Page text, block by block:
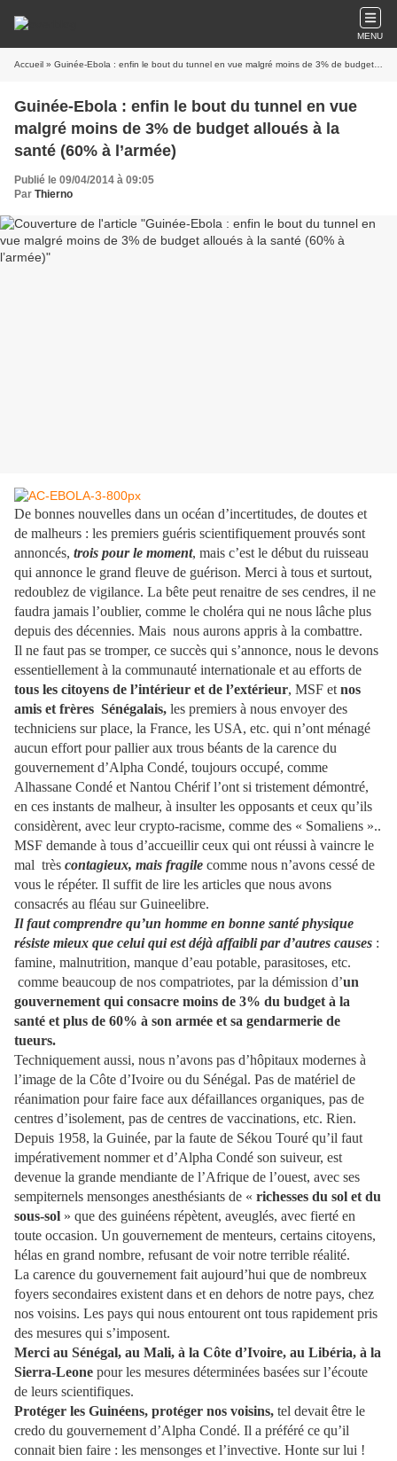
MENU
Accueil » Guinée-Ebola : enfin le bout du tunnel en vue malgré moins de 3% de budget alloués à la santé (60% à l’armée)
Guinée-Ebola : enfin le bout du tunnel en vue
malgré moins de 3% de budget alloués à la
santé (60% à l’armée)
Publié le 09/04/2014 à 09:05
Par Thierno
De bonnes nouvelles dans un océan d’incertitudes, de doutes et
de malheurs : les premiers guéris scientifiquement prouvés sont
annoncés, trois pour le moment, mais c’est le début du ruisseau
qui annonce le grand fleuve de guérison. Merci à tous et surtout,
redoublez de vigilance. La bête peut renaitre de ses cendres, il ne
faudra jamais l’oublier, comme le choléra qui ne nous lâche plus
depuis des décennies. Mais nous aurons appris à la combattre.
Il ne faut pas se tromper, ce succès qui s’annonce, nous le devons
essentiellement à la communauté internationale et au efforts de
tous les citoyens de l’intérieur et de l’extérieur, MSF et nos
amis et frères Sénégalais, les premiers à nous envoyer des
techniciens sur place, la France, les USA, etc. qui n’ont ménagé
aucun effort pour pallier aux trous béants de la carence du
gouvernement d’Alpha Condé, toujours occupé, comme
Alhassane Condé et Nantou Chérif l’ont si tristement démontré,
en ces instants de malheur, à insulter les opposants et ceux qu’ils
considèrent, avec leur crypto-racisme, comme des « Somaliens »..
MSF demande à tous d’accueillir ceux qui ont réussi à vaincre le
mal très contagieux, mais fragile comme nous n’avons cessé de
vous le répéter. Il suffit de lire les articles que nous avons
consacrés au fléau sur Guineelibre.
Il faut comprendre qu’un homme en bonne santé physique
résiste mieux que celui qui est déjà affaibli par d’autres causes :
famine, malnutrition, manque d’eau potable, parasitoses, etc.
comme beaucoup de nos compatriotes, par la démission d’un
gouvernement qui consacre moins de 3% du budget à la
santé et plus de 60% à son armée et sa gendarmerie de
tueurs.
Techniquement aussi, nous n’avons pas d’hôpitaux modernes à
l’image de la Côte d’Ivoire ou du Sénégal. Pas de matériel de
réanimation pour faire face aux défaillances organiques, pas de
centres d’isolement, pas de centres de vaccinations, etc. Rien.
Depuis 1958, la Guinée, par la faute de Sékou Touré qu’il faut
impérativement nommer et d’Alpha Condé son suiveur, est
devenue la grande mendiante de l’Afrique de l’ouest, avec ses
sempiternels mensonges anesthésiants de « richesses du sol et du
sous-sol » que des guinéens répètent, aveuglés, avec fierté en
toute occasion. Un gouvernement de menteurs, certains citoyens,
hélas en grand nombre, refusant de voir notre terrible réalité.
La carence du gouvernement fait aujourd’hui que de nombreux
foyers secondaires existent dans et en dehors de notre pays, chez
nos voisins. Les pays qui nous entourent ont tous rapidement pris
des mesures qui s’imposent.
Merci au Sénégal, au Mali, à la Côte d’Ivoire, au Libéria, à la
Sierra-Leone pour les mesures déterminées basées sur l’écoute
de leurs scientifiques.
Protéger les Guinéens, protéger nos voisins, tel devait être le
credo du gouvernement d’Alpha Condé. Il a préféré ce qu’il
connait bien faire : les mensonges et l’invective. Honte sur lui !